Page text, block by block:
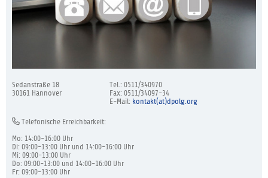
Sedanstraße 18
30161 Hannover
Tel.: 0511/340970
Fax: 0511/34097-34
E-Mail: kontakt(at)dpolg.org
Telefonische Erreichbarkeit:
Mo: 14:00-16:00 Uhr
Di: 09:00-13:00 Uhr und 14:00-16:00 Uhr
Mi: 09:00-13:00 Uhr
Do: 09:00-13:00 und 14:00-16:00 Uhr
Fr: 09:00-13:00 Uhr